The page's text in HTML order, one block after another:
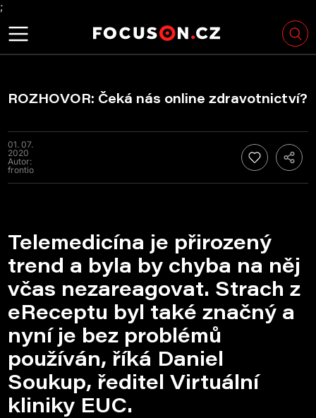
;
ROZHOVOR: Čeká nás online zdravotnictví?
01. 07.
2020
Autor:
frontio
Telemedicína je přirozený
trend a byla by chyba na něj
včas nezareagovat. Strach z
eReceptu byl také značný a
nyní je bez problémů
používán, říká Daniel
Soukup, ředitel Virtuální
kliniky EUC.